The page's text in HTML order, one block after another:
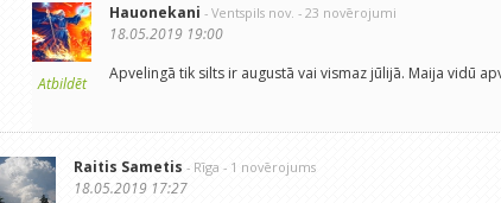
Atbildēt
Hauonekani - Ventspils nov. - 23 novērojumi
18.05.2019 19:00
Apvelingā tik silts ir augustā vai vismaz jūlijā. Maija vidū
Raitis Sametis - Rīga - 1 novērojums
18.05.2019 17:27